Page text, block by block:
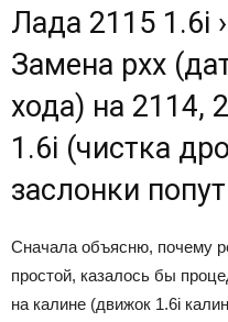
Лада 2115 1.6i
Замена рхх
хода) на 2114,
1.6i (чистка
заслонки
Сначала объясню, почему
простой, казалось бы
на калине (движок 1.6i